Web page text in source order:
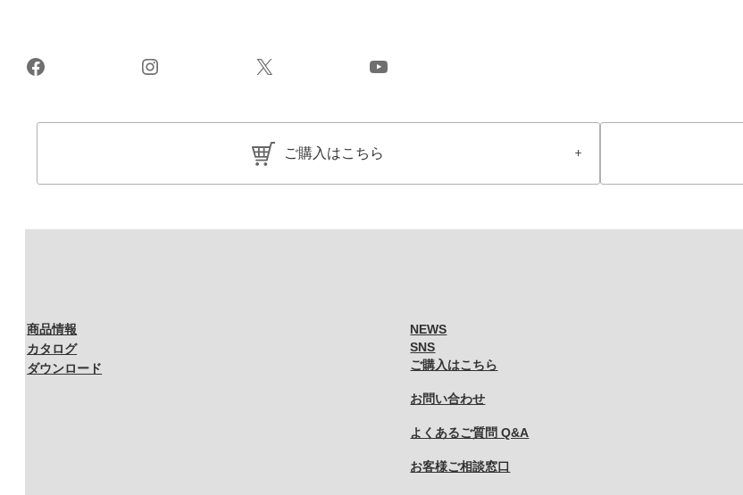
Facebook Instagram X YouTube
ご購入はこちら
商品情報
カタログ
ダウンロード
NEWS
SNS
ご購入はこちら
お問い合わせ
よくあるご質問 Q&A
お客様ご相談窓口